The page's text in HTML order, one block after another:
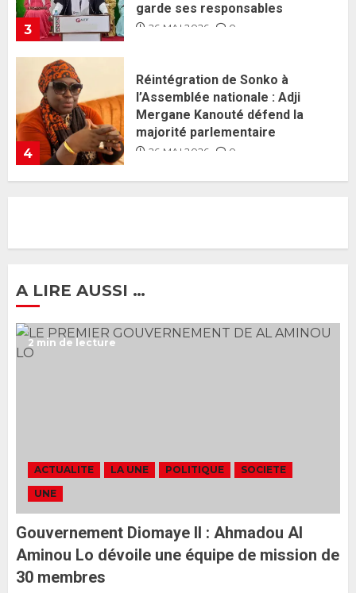
4
majorité parlementaire
26 MAI 2026 0
5
Guy Marius Sagna inquiet après la
nomination d’Al Aminou Lo : «
J’espère me tromper »
26 MAI 2026 0
Ousmane Sonko rassure : «
3
gouvernement : PASTEF pose
A LIRE AUSSI …
2 min de lecture
ACTUALITE LA UNE POLITIQUE
SOCIETE
UNE
Gouvernement Diomaye II : Ahmadou Al
Aminou Lo dévoile une équipe de mission de
30 membres